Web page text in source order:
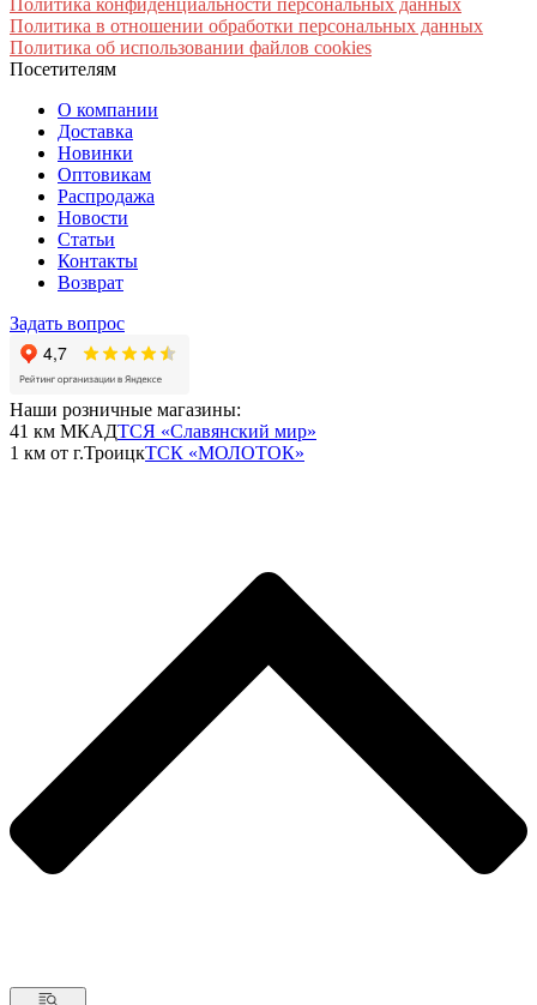
Политика в отношении обработки персональных данных
Политика об использовании файлов cookies
Посетителям
О компании
Доставка
Новинки
Оптовикам
Распродажа
Новости
Статьи
Контакты
Возврат
Задать вопрос
Наши розничные магазины:
41 км МКАДТСЯ «Славянский мир»
1 км от г.ТроицкТСК «МОЛОТОК»